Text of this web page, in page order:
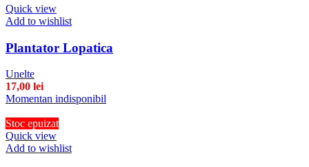
Quick view
Add to wishlist
Plantator Lopatica
Unelte
17,00 lei
Momentan indisponibil
Stoc epuizat
Quick view
Add to wishlist